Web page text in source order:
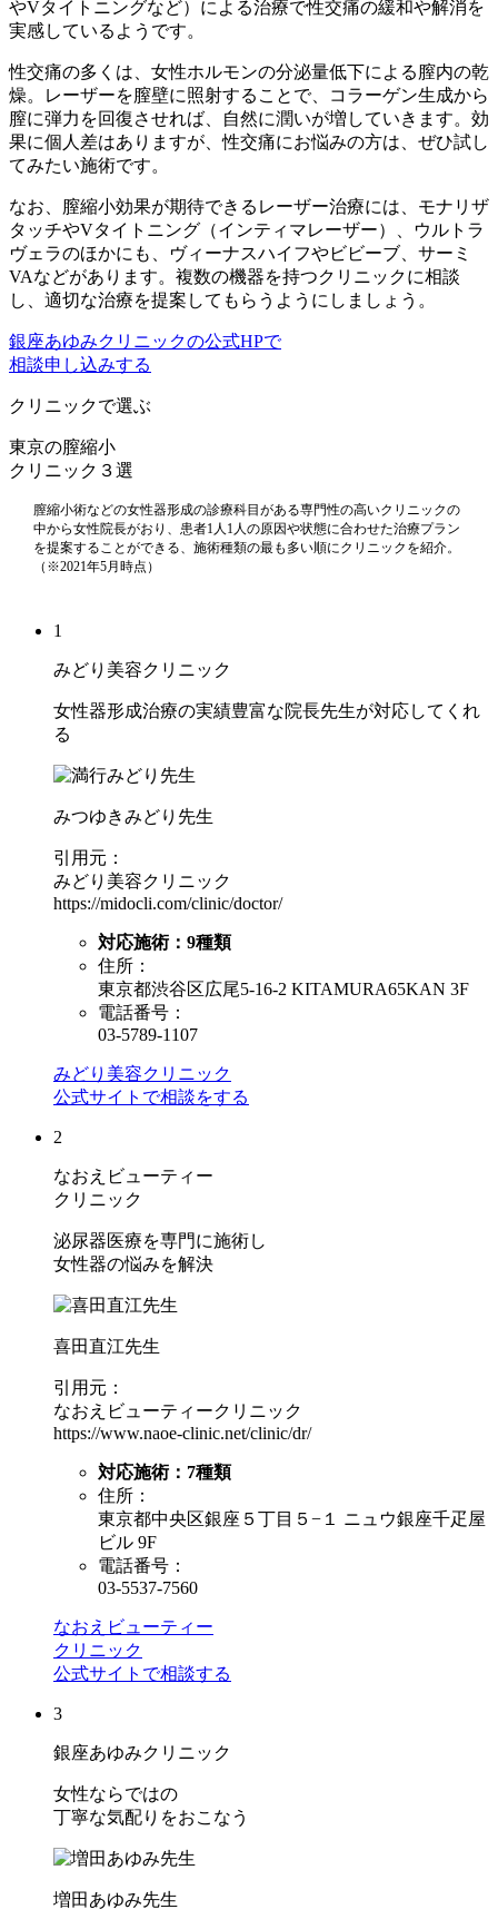
やVタイトニングなど）による治療で性交痛の緩和や解消を
実感しているようです。
性交痛の多くは、女性ホルモンの分泌量低下による膣内の乾
燥。レーザーを膣壁に照射することで、コラーゲン生成から
膣に弾力を回復させれば、自然に潤いが増していきます。効
果に個人差はありますが、性交痛にお悩みの方は、ぜひ試し
てみたい施術です。
なお、膣縮小効果が期待できるレーザー治療には、モナリザ
タッチやVタイトニング（インティマレーザー）、ウルトラ
ヴェラのほかにも、ヴィーナスハイフやビビーブ、サーミ
VAなどがあります。複数の機器を持つクリニックに相談
し、適切な治療を提案してもらうようにしましょう。
銀座あゆみクリニックの公式HPで
相談申し込みする
クリニックで選ぶ
東京の膣縮小
クリニック ３選
膣縮小術などの女性器形成の診療科目がある専門性の高いクリニックの
中から女性院長がおり、患者1人1人の原因や状態に合わせた治療プラン
を提案することができる、施術種類の最も多い順にクリニックを紹介。
（※2021年5月時点）
1
みどり美容クリニック
女性器形成治療の実績豊富な院長先生が対応してくれ
る
みつゆきみどり先生
引用元：
みどり美容クリニック
https://midocli.com/clinic/doctor/
対応施術： 9種類
住所：
東京都渋谷区広尾5-16-2 KITAMURA65KAN 3F
電話番号：
03-5789-1107
みどり美容クリニック
公式サイトで相談をする
2
なおえビューティー
クリニック
泌尿器医療を専門に施術し
女性器の悩みを解決
喜田直江先生
引用元：
なおえビューティークリニック
https://www.naoe-clinic.net/clinic/dr/
対応施術： 7種類
住所：
東京都中央区銀座５丁目５−１ ニュウ銀座千疋屋
ビル 9F
電話番号：
03-5537-7560
なおえビューティー
クリニック
公式サイトで相談する
3
銀座あゆみクリニック
女性ならではの
丁寧な気配りをおこなう
増田あゆみ先生